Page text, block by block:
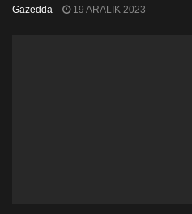
Gazedda 19 ARALIK 2023